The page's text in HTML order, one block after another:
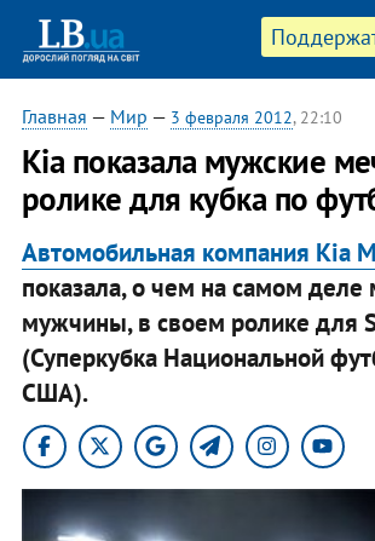
Главная — Мир — 3 февраля 2012, 22:10
Kia показала мужские
ролике для кубка по
Автомобильная компания Kia
показала, о чем на самом деле
мужчины, в своем ролике для
(Суперкубка Национальной
США).